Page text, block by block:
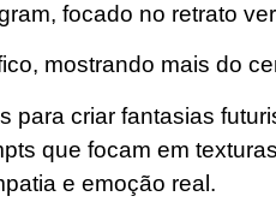
focado no retrato
mostrando mais do
para criar fantasias
que focam em
e emoção real.